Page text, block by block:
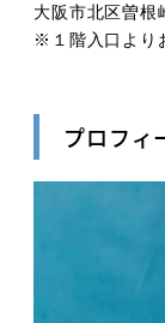
大阪市北区曽
※１階入口より
プロフィ